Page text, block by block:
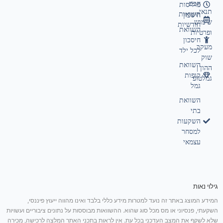
פוליסות
חיסכון
השוואת
חיסכון
לכל ילד
השוואת
קופות
גמל
השוואת
בתי
השקעות
למסחר
עצמאי
תנאי
שימוש
ופרטיות
מעקב
שוק
ההון |
גמלטופ
חכם
תשואות
חודשיות
גילוי נאות
המידע המוצג באתר זה נועד למטרות מידע כללי בלבד ואינו מהווה ייעוץ פיננסי,
השקעתי, פנסיוני או מס מכל סוג שהוא. ההשוואות מבוססות על נתונים ציבוריים ועשויות
שלא לשקף את המצב העדכני בכל עת. אין לראות בתכני האתר המלצה לרכישה, מכירה